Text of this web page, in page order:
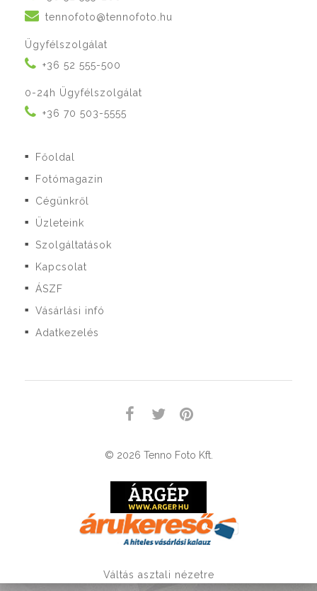
tennofoto@tennofoto.hu
Ügyfélszolgálat
+36 52 555-500
0-24h Ügyfélszolgálat
+36 70 503-5555
■ Főoldal
■ Fotómagazin
■ Cégünkről
■ Üzleteink
■ Szolgáltatások
■ Kapcsolat
■ ÁSZF
■ Vásárlási infó
■ Adatkezelés
© 2026 Tenno Foto Kft.
Váltás asztali nézetre